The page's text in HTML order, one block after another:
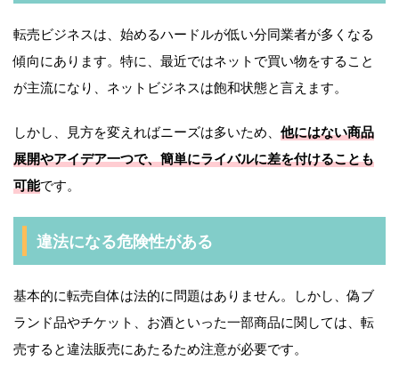
転売ビジネスは、始めるハードルが低い分同業者が多くなる
傾向にあります。特に、最近ではネットで買い物をすること
が主流になり、ネットビジネスは飽和状態と言えます。
しかし、見方を変えればニーズは多いため、 他にはない商品
展開やアイデア一つで、簡単にライバルに差を付けることも
可能です。
違法になる危険性がある
基本的に転売自体は法的に問題はありません。しかし、偽ブ
ランド品やチケット、お酒といった一部商品に関しては、転
売すると違法販売にあたるため注意が必要です。